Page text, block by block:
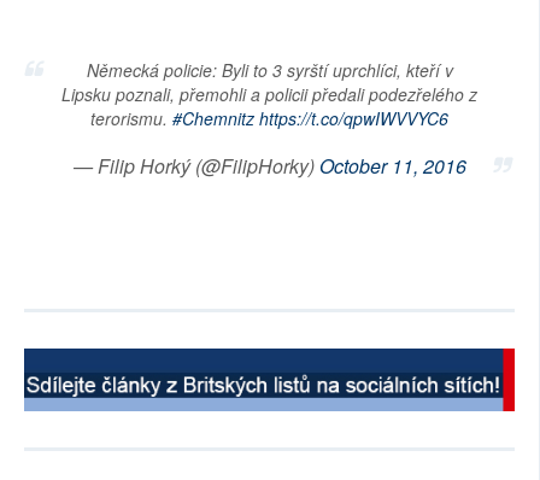
Německá policie: Byli to 3 syrští uprchlíci, kteří v
Lipsku poznali, přemohli a policii předali podezřelého z
terorismu. #Chemnitz https://t.co/qpwIWVVYC6
— Filip Horký (@FilipHorky)October 11, 2016